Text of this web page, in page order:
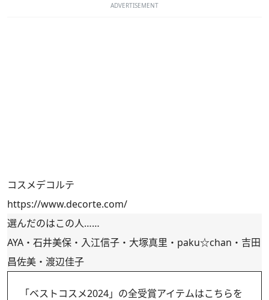
ADVERTISEMENT
コスメデコルテ
https://www.decorte.com/
選んだのはこの人……
AYA・石井美保・入江信子・大塚真里・paku☆chan・吉田
昌佐美・渡辺佳子
「ベストコスメ2024」の全受賞アイテムはこちらを